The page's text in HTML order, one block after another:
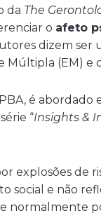
da The
o afeto
dizem ser
Múltipla (EM) e
é abordado
“Insights &
explosões de
social e não
normalmente